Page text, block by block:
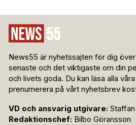
News55 är nyhetssajten för dig
senaste och det viktigaste om din
och livets goda. Du kan läsa alla
prenumerera på vårt nyhetsbrev
VD och ansvarig utgivare:
Redaktionschef: Bilbo Göransson